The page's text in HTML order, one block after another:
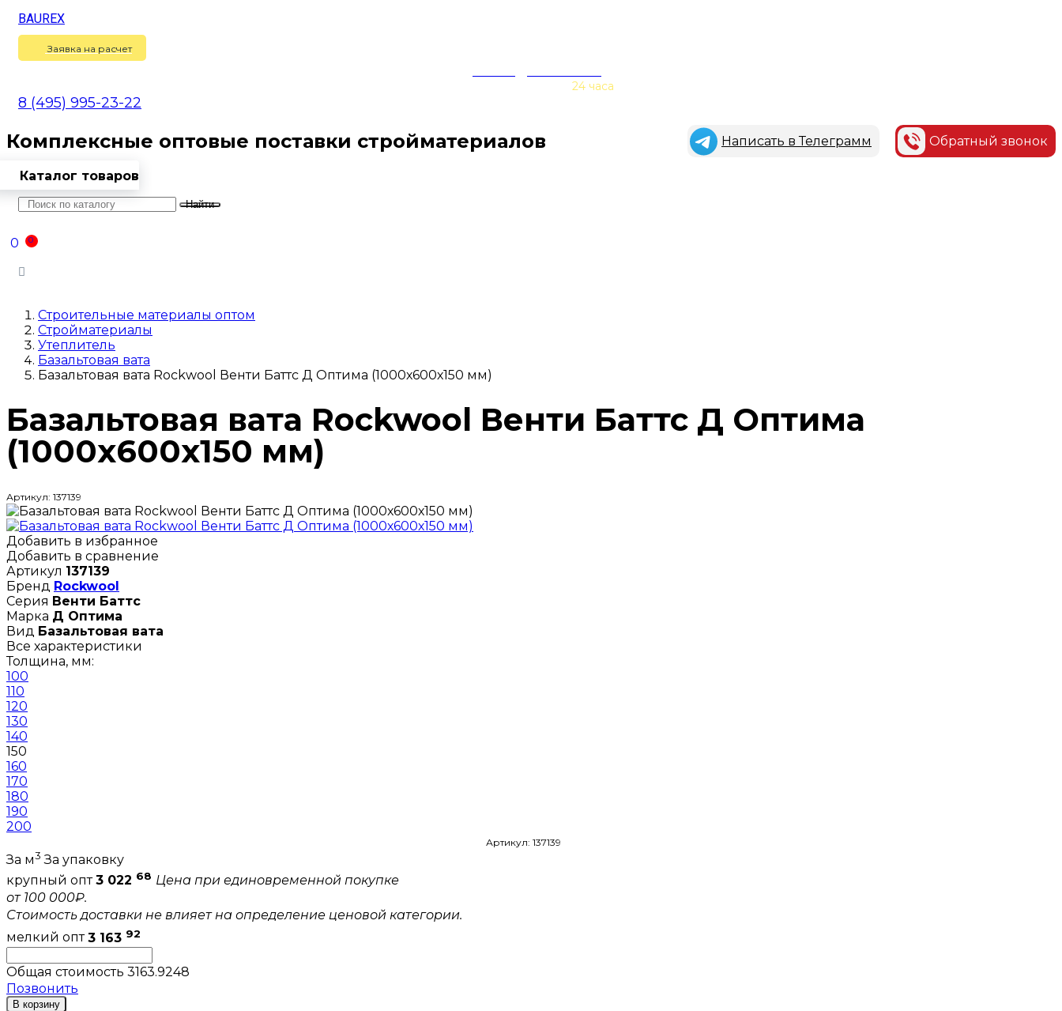
BAUREX
Заявка на расчет
24 часа
8 (495) 995-23-22
Комплексные оптовые поставки стройматериалов Написать в Телеграмм Обратный звонок
Каталог товаров
Найти
0
0
Строительные материалы оптом
Стройматериалы
Утеплитель
Базальтовая вата
Базальтовая вата Rockwool Венти Баттс Д Оптима (1000х600х150 мм)
Базальтовая вата Rockwool Венти Баттс Д Оптима
(1000х600х150 мм)
Артикул: 137139
Добавить в избранное
Добавить в сравнение
Артикул 137139
Бренд Rockwool
Серия Венти Баттс
Марка Д Оптима
Вид Базальтовая вата
Все характеристики
Толщина, мм:
100
110
120
130
140
150
160
170
180
190
200
Артикул: 137139
За м3 За упаковку
крупный опт 3 022 68 Цена при единовременной покупке
от 100 000₽.
Стоимость доставки не влияет на определение ценовой категории.
мелкий опт 3 163 92
Общая стоимость 3163.9248
Позвонить
В корзину